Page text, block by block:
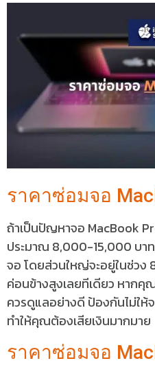
ราคาซ่อมจอ
ถ้าเป็นปัญหาจอ MacBook
ประมาณ 8,000-15,000 บา
จอ โดยส่วนใหญ่จะอยู่ในช่ว
ค่อนข้างสูงเลยทีเดียว หากคุ
ควรดูแลอย่างดี ป้องกันไม่ให้
ทำให้คุณต้องเสียเงินมากมาย
ราคาซ่อมจอ